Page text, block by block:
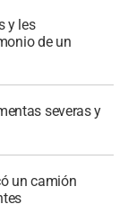
y les
de un
severas y
un camión